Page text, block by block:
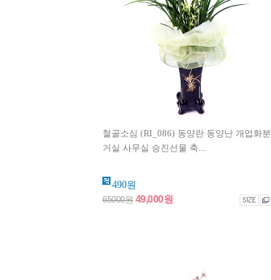
철골소심 (RI_086) 동양란 동양난 개업화분
거실 사무실 승진선물 축...
490원
65000원 49,000원